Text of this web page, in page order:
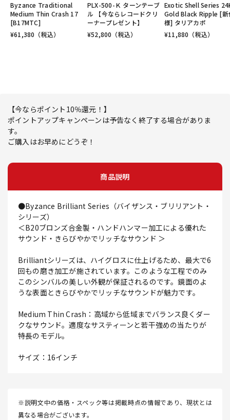
Byzance Traditional
Medium Thin Crash 17
[B17MTC]
¥61,380 （税込）
PLX-500-Ｋ ターンテーブ
ル 【今ならレコードクリ
ーナープレゼント】
¥52,800 （税込）
Exotic Shell Series
Gold Black Ripple [新
様] タリアカポ
¥11,880 （税込）
【今ならポイント10％還元！】
ポイントアップキャンペーンは予告なく終了する場合がありま
す。
ご購入はお早めにどうぞ！
商品説明
●Byzance Brilliant Series（バイザンス・ブリリアント・
シリーズ）
＜B20ブロンズ合金製・ハンドハンマー加工による優れた
サウンド・きらびやかでリッチなサウンド ＞
Brilliantシリーズは、ハイグロスに仕上げるため、最大で6
回もの磨き加工が施されています。このような工程でのみ
このシンバルの美しい外観が保証されるのです。鏡面のよ
うな表面ときらびやかでリッチなサウンドが魅力です。
Medium Thin Crash：高域から低域までバランス良くダー
クなサウンド。適度なサスティーンと若干強めの当たりが
特長のモデル。
サイズ：16インチ
※説明文中の価格・スペック等は掲載時点の情報であり、現状とは
異なる場合がございます。